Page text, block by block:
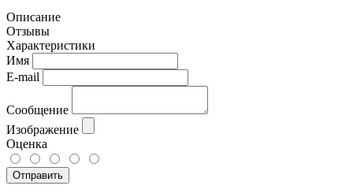
Описание
Отзывы
Характеристики
Имя
E-mail
Сообщение
Изображение
Оценка
Отправить